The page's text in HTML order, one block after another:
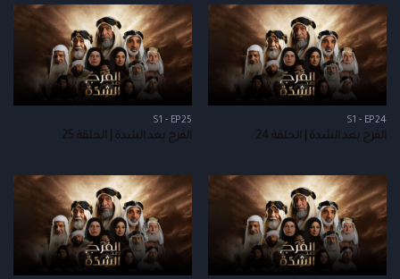
S1 - EP24
الفرج بعد الشدة | الحلقة 24
S1 - EP25
الفرج بعد الشدة | الحلقة 25